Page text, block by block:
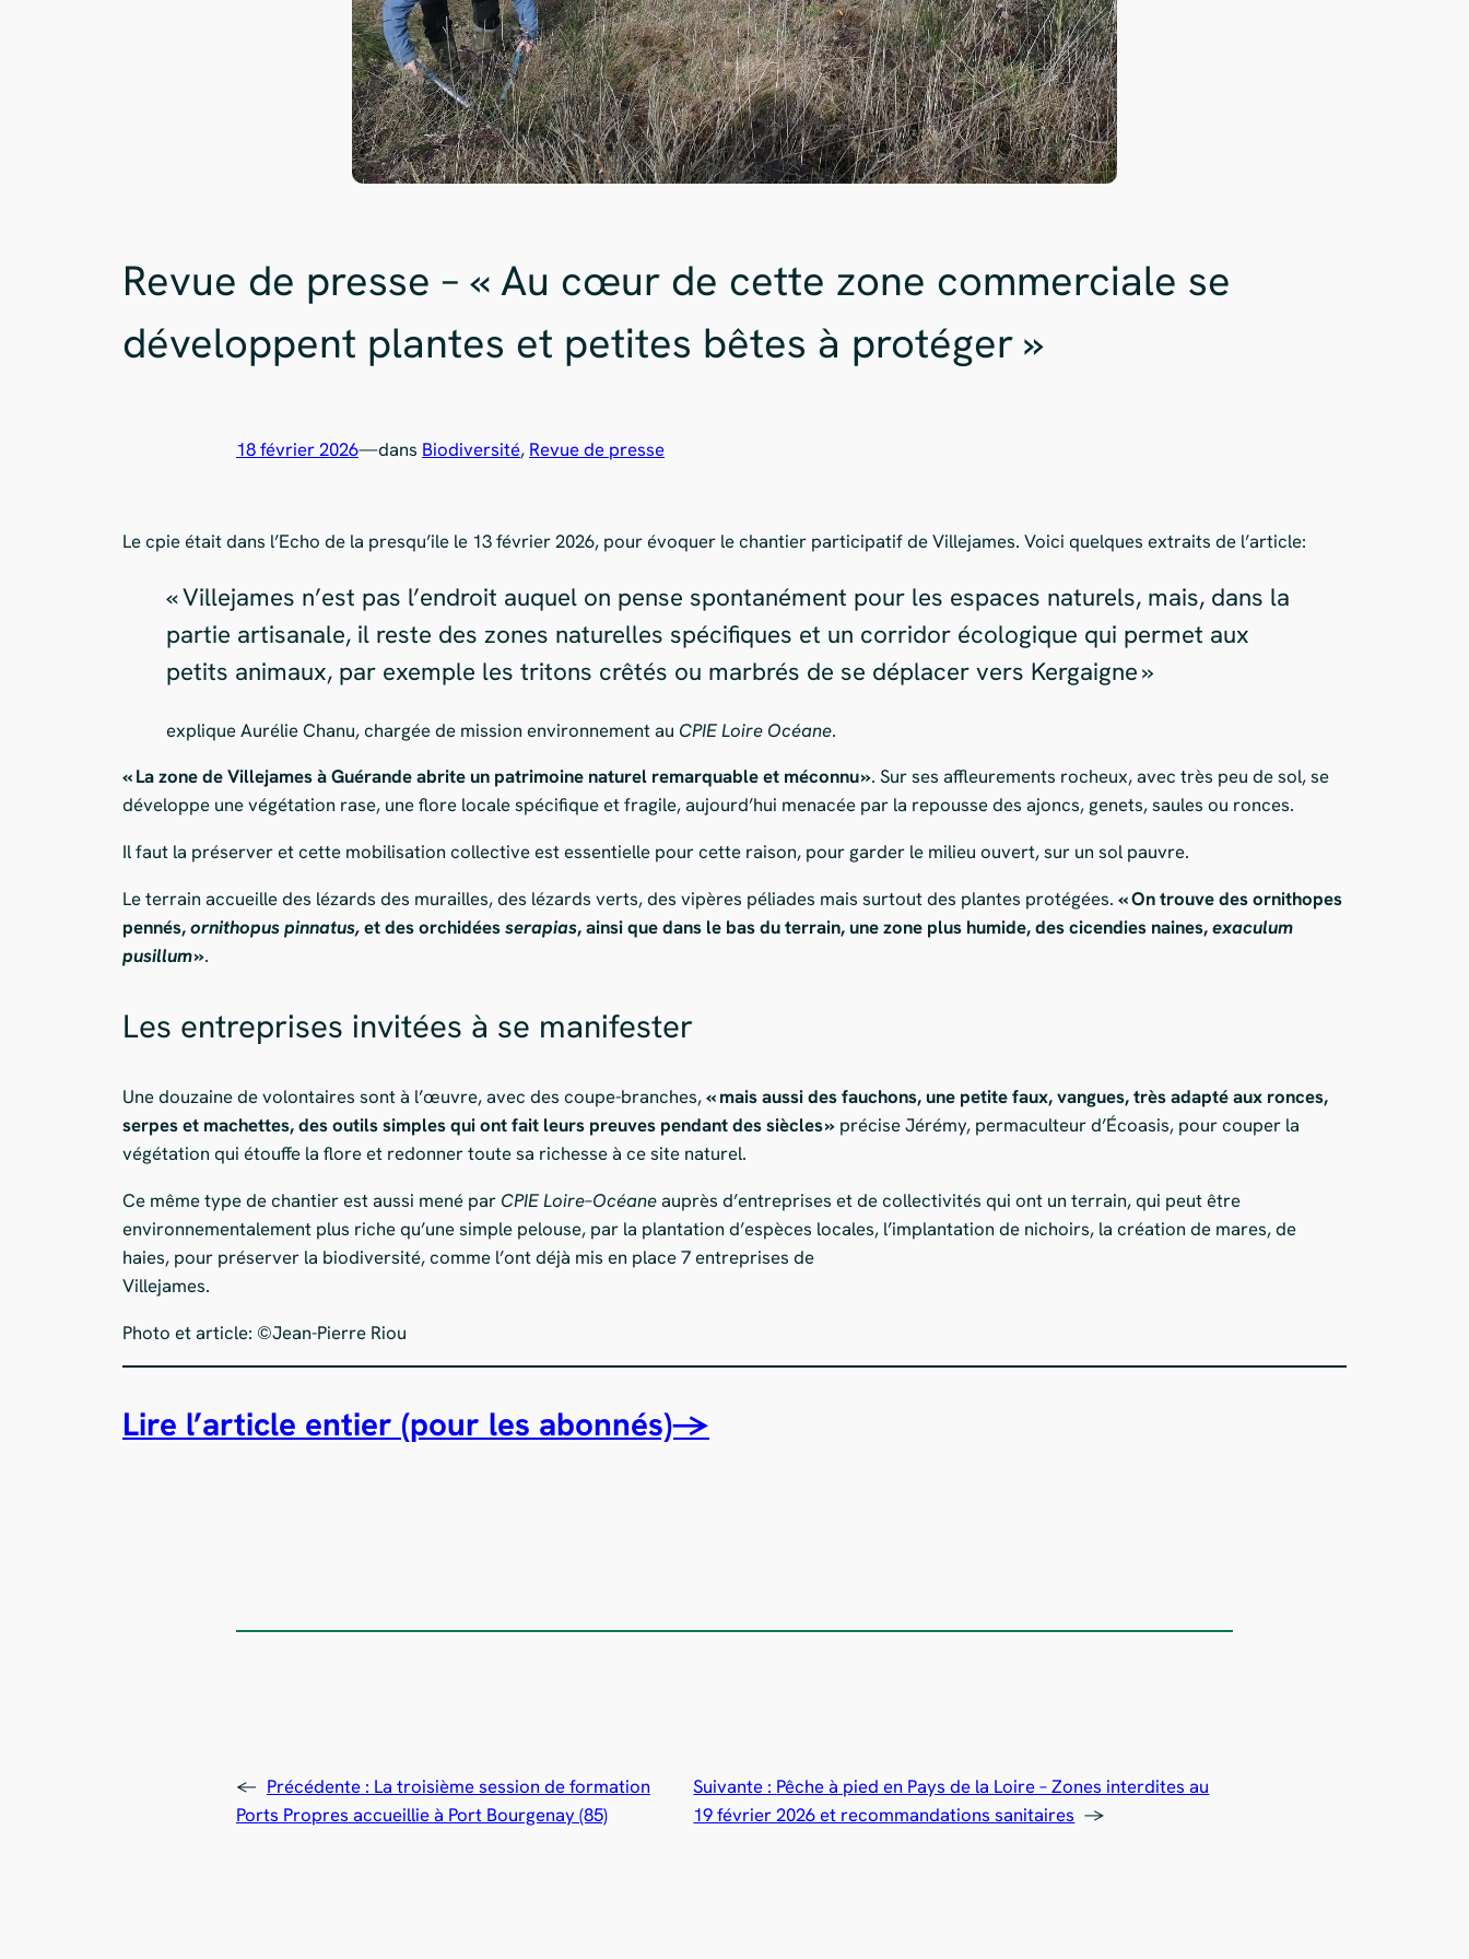
Revue de presse – « Au cœur de cette zone commerciale se
développent plantes et petites bêtes à protéger »
18 février 2026—dans Biodiversité, Revue de presse
Le cpie était dans l’Echo de la presqu’ile le 13 février 2026, pour évoquer le chantier participatif de Villejames. Voici quelques extraits de l’article:
« Villejames n’est pas l’endroit auquel on pense spontanément pour les espaces naturels, mais, dans la
partie artisanale, il reste des zones naturelles spécifiques et un corridor écologique qui permet aux
petits animaux, par exemple les tritons crêtés ou marbrés de se déplacer vers Kergaigne »
explique Aurélie Chanu, chargée de mission environnement au CPIELoire Océane.
« La zone de Villejames à Guérande abrite un patrimoine naturel remarquable et méconnu ». Sur ses affleurements rocheux, avec très peu de sol, se
développe une végétation rase, une flore locale spécifique et fragile, aujourd’hui menacée par la repousse des ajoncs, genets, saules ou ronces.
Il faut la préserver et cette mobilisation collective est essentielle pour cette raison, pour garder le milieu ouvert, sur un sol pauvre.
Le terrain accueille des lézards des murailles, des lézards verts, des vipères péliades mais surtout des plantes protégées. « On trouve des ornithopes
pennés,ornithopus pinnatus,et des orchidéesserapias, ainsi que dans le bas du terrain, une zone plus humide, des cicendies naines,exaculum
pusillum».
Les entreprises invitées à se manifester
Une douzaine de volontaires sont à l’œuvre, avec des coupe-branches,« mais aussi des fauchons, une petite faux, vangues, très adapté aux ronces,
serpes et machettes, des outils simples qui ont fait leurs preuves pendant des siècles » précise Jérémy, permaculteur d’Écoasis, pour couper la
végétation qui étouffe la flore et redonner toute sa richesse à ce site naturel.
Ce même type de chantier est aussi mené par CPIELoire–Océaneauprès d’entreprises et de collectivités qui ont un terrain, qui peut être
environnementalement plus riche qu’une simple pelouse, par la plantation d’espèces locales, l’implantation de nichoirs, la création de mares, de
haies, pour préserver la biodiversité, comme l’ont déjà mis en place 7 entreprises de
Villejames.
Photo et article: ©Jean-Pierre Riou
Lire l’article entier (pour les abonnés)→
← Précédente : La troisième session de formation
Ports Propres accueillie à Port Bourgenay (85)
Suivante : Pêche à pied en Pays de la Loire – Zones interdites au
19 février 2026 et recommandations sanitaires →